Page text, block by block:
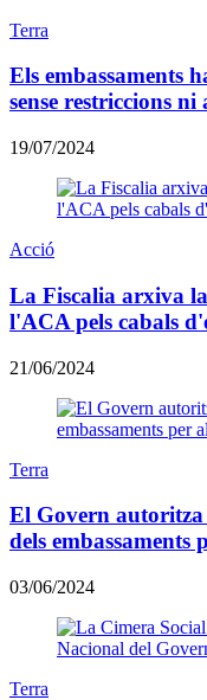
Terra
Els embassaments
sense restriccions
19/07/2024
Acció
La Fiscalia arxiva
l'ACA pels cabals
21/06/2024
Terra
El Govern
dels embassaments
03/06/2024
Terra